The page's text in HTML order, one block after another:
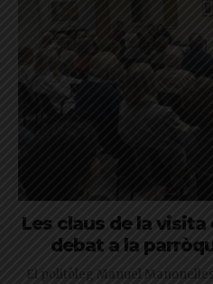
Les claus de la visita
debat a la
El politòleg Manuel